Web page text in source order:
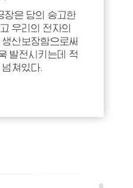
장은 당의 숭고한
우리의 전자의
산보장함으로써
발전시키는데 적
쳐있다.